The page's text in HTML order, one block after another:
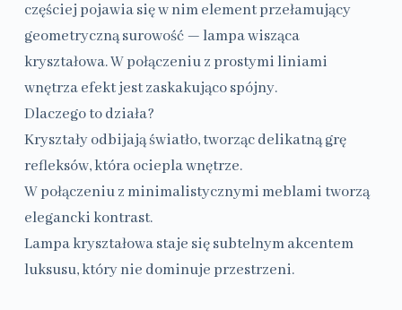
częściej pojawia się w nim element przełamujący
geometryczną surowość — lampa wisząca
kryształowa. W połączeniu z prostymi liniami
wnętrza efekt jest zaskakująco spójny.
Dlaczego to działa?
Kryształy odbijają światło, tworząc delikatną grę
refleksów, która ociepla wnętrze.
W połączeniu z minimalistycznymi meblami tworzą
elegancki kontrast.
Lampa kryształowa staje się subtelnym akcentem
luksusu, który nie dominuje przestrzeni.